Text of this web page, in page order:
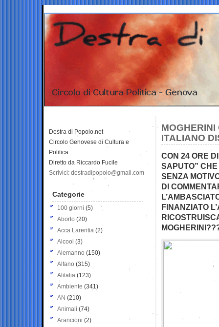
MOGHERINI
ITALIANO
CON 24 ORE
SAPUTO”
SENZA
DI
FINANZIATO
Destra di Popolo.net
Circolo Genovese di Cultura e
Politica
Diretto da Riccardo Fucile
Scrivici: destradipopolo@gmail.com
Categorie
100 giorni (5)
Aborto (20)
Acca Larentia (2)
Alcool (3)
Alemanno (150)
Alfano (315)
Alitalia (123)
Ambiente (341)
AN (210)
Animali (74)
Arancioni (2)